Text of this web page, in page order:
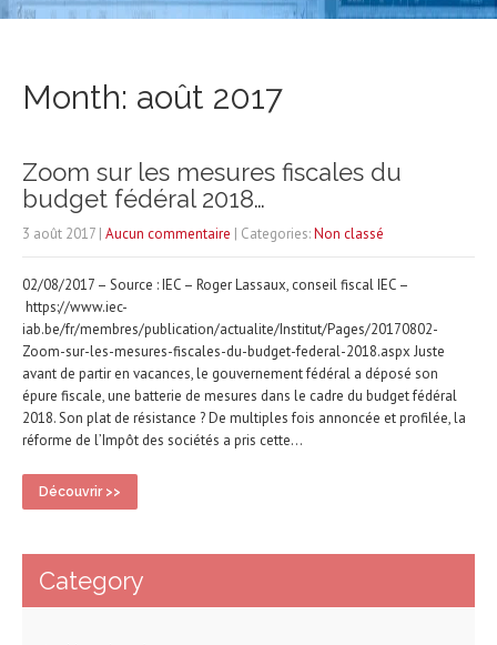
Month: août 2017
Zoom sur les mesures fiscales du
budget fédéral 2018…
3 août 2017 | Aucun commentaire | Categories:Non classé
02/08/2017 – Source : IEC – Roger Lassaux, conseil fiscal IEC –
https://www.iec-
iab.be/fr/membres/publication/actualite/Institut/Pages/20170802-
Zoom-sur-les-mesures-fiscales-du-budget-federal-2018.aspx Juste
avant de partir en vacances, le gouvernement fédéral a déposé son
épure fiscale, une batterie de mesures dans le cadre du budget fédéral
2018. Son plat de résistance ? De multiples fois annoncée et profilée, la
réforme de l’Impôt des sociétés a pris cette…
Découvrir >>
Category